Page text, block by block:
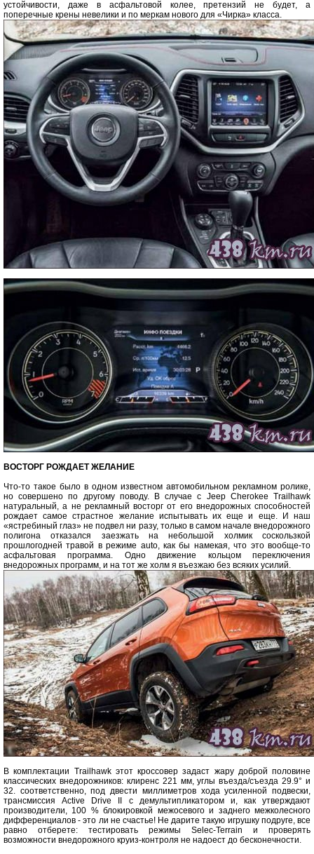
устойчивости, даже в асфальтовой колее, претензий не будет, а
поперечные крены невелики и по меркам нового для «Чирка» класса.
ВОСТОРГ РОЖДАЕТ ЖЕЛАНИЕ
Что-то такое было в одном известном автомобильном рекламном ролике,
но совершено по другому поводу. В случае с Jeep Cherokee Trailhawk
натуральный, а не рекламный восторг от его внедорожных способностей
рождает самое страстное желание испытывать их еще и еще. И наш
«ястребиный глаз» не подвел ни разу, только в самом начале внедорожного
полигона отказался заезжать на небольшой холмик соскользкой
прошлогодней травой в режиме auto, как бы намекая, что это вообще-то
асфальтовая программа. Одно движение кольцом переключения
внедорожных программ, и на тот же холм я въезжаю без всяких усилий.
В комплектации Trailhawk этот кроссовер задаст жару доброй половине
классических внедорожников: клиренс 221 мм, углы въезда/съезда 29.9° и
32. соответственно, под двести миллиметров хода усиленной подвески,
трансмиссия Active Drive II с демультипликатором и, как утверждают
производители, 100 % блокировкой межосевого и заднего межколесного
дифференциалов - это ли не счастье! Не дарите такую игрушку подруге, все
равно отберете: тестировать режимы Selec-Terrain и проверять
возможности внедорожного круиз-контроля не надоест до бесконечности.